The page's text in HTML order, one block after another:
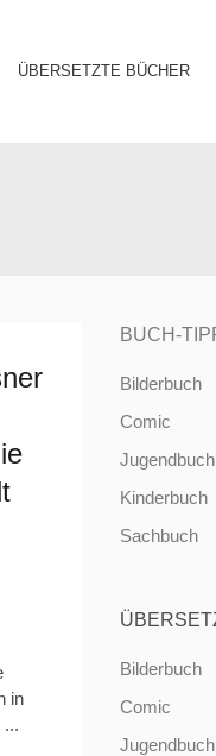
Skip
ÜBERSETZTE BÜCHER
in
...
BUCH-
Bilderbuch
Comic
Jugendbuch
Kinderbuch
Sachbuch
Bilderbuch
Comic
Jugendbuch